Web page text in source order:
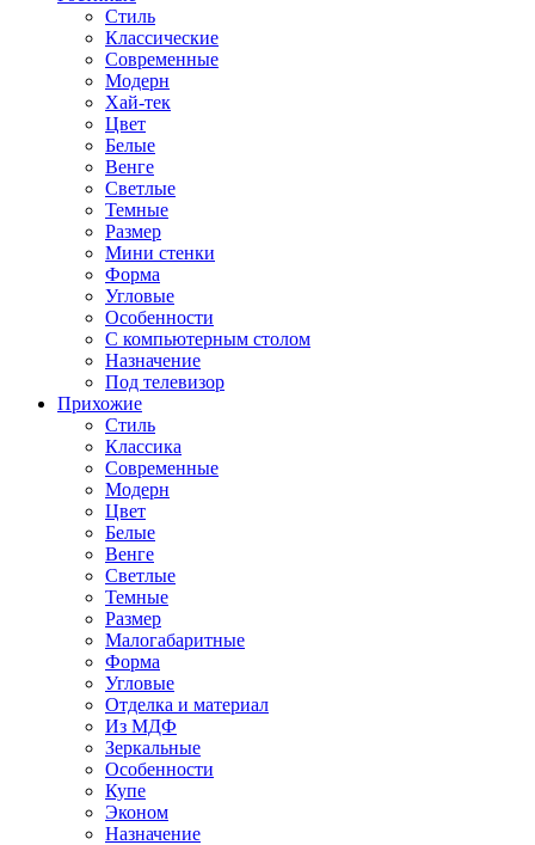
Стиль
Классические
Современные
Модерн
Хай-тек
Цвет
Белые
Венге
Светлые
Темные
Размер
Мини стенки
Форма
Угловые
Особенности
С компьютерным столом
Назначение
Под телевизор
Прихожие
Стиль
Классика
Современные
Модерн
Цвет
Белые
Венге
Светлые
Темные
Размер
Малогабаритные
Форма
Угловые
Отделка и материал
Из МДФ
Зеркальные
Особенности
Купе
Эконом
Назначение